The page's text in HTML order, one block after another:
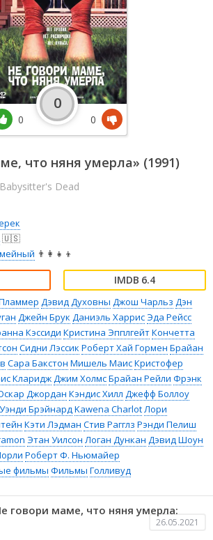
что няня умерла» (1991)
Dead
🇺🇸
👨‍👩‍👧‍👦
6.4
Дэвид Духовны Джош Чарльз Дэн
Джейн Брук Даниэль Харрис Эда Рейсс
Кэссиди Кристина ЭпплгейтКончетта
Сидни Лэссик Роберт Хай Гормен Брайан
Сара Бакстон Мишель МаисКристофер
Кларидж Джим ХолмсБрайан Рейли Фрэнк
Джордан Кэндис Хилл Джефф Боллоу
Уэнди Брэйнард Kawena Charlot Лори
Кэти Лэдман Стив Рагглз Рэнди Пелиш
Этан Уилсон Логан Дункан Дэвид Шоун
Роберт Ф. Ньюмайер
фильмы Фильмы Голливуд
0
0
0
говори маме, что няня умерла:
26.05.2021